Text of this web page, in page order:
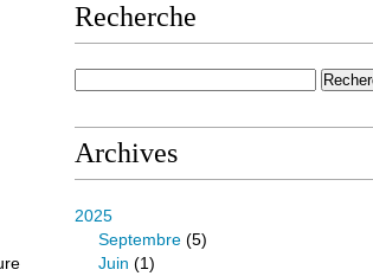
Recherche
Archives
2025
Septembre (5)
Juin (1)